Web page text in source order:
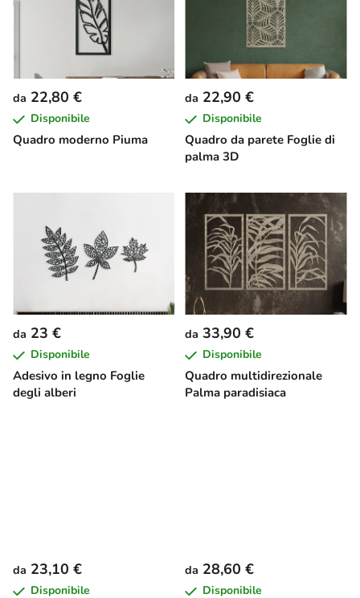
Quadro moderno Piuma
da 22,80 €
Disponibile
Quadro da parete Foglie di
palma 3D
da 22,90 €
Disponibile
Adesivo in legno Foglie
degli alberi
da 23 €
Disponibile
Quadro multidirezionale
Palma paradisiaca
da 33,90 €
Disponibile
da 23,10 €
Disponibile
da 28,60 €
Disponibile